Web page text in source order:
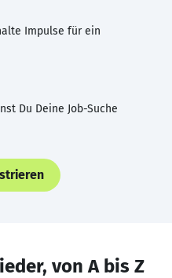
Impulse für ein
Du Deine Job-Suche
von A bis Z